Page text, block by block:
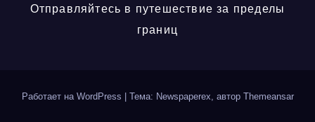
Отправляйтесь в путешествие за пределы
границ
Работает на WordPress Тема: Newspaperex, автор Themeansar